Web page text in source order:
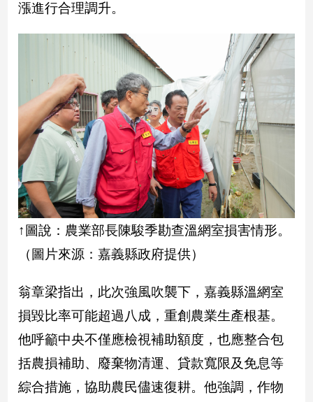
南
娛
樂
娛
樂
星
聞
流
行/
尚
星
生
活
漲進行合理調升。
↑圖說：農業部長陳駿季勘查溫網室損害情形。
（圖片來源：嘉義縣政府提供）
翁章梁指出，此次強風吹襲下，嘉義縣溫網室
損毀比率可能超過八成，重創農業生產根基。
他呼籲中央不僅應檢視補助額度，也應整合包
括農損補助、廢棄物清運、貸款寬限及免息等
綜合措施，協助農民儘速復耕。他強調，作物